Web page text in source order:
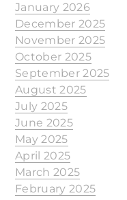
January 2026
December 2025
November 2025
October 2025
September 2025
August 2025
July 2025
June 2025
May 2025
April 2025
March 2025
February 2025